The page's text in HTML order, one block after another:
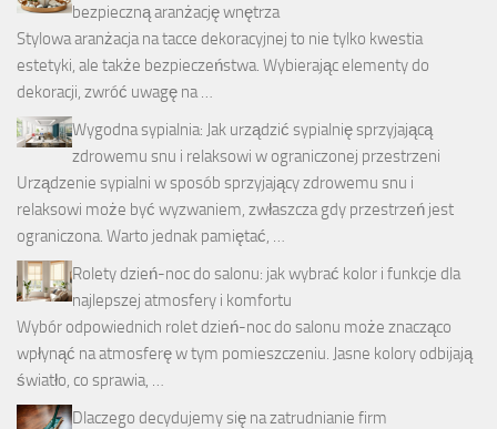
bezpieczną aranżację wnętrza
Stylowa aranżacja na tacce dekoracyjnej to nie tylko kwestia
estetyki, ale także bezpieczeństwa. Wybierając elementy do
dekoracji, zwróć uwagę na …
Wygodna sypialnia: Jak urządzić sypialnię sprzyjającą
zdrowemu snu i relaksowi w ograniczonej przestrzeni
Urządzenie sypialni w sposób sprzyjający zdrowemu snu i
relaksowi może być wyzwaniem, zwłaszcza gdy przestrzeń jest
ograniczona. Warto jednak pamiętać, …
Rolety dzień-noc do salonu: jak wybrać kolor i funkcje dla
najlepszej atmosfery i komfortu
Wybór odpowiednich rolet dzień-noc do salonu może znacząco
wpłynąć na atmosferę w tym pomieszczeniu. Jasne kolory odbijają
światło, co sprawia, …
Dlaczego decydujemy się na zatrudnianie firm